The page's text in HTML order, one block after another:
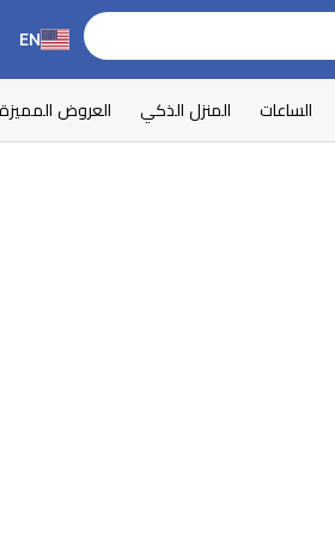
EN
الساعات المنزل الذكي العروض المميزة